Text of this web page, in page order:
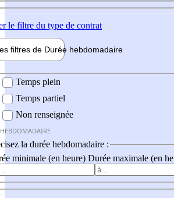
le filtre du type de contrat
filtres de Durée hebdomadaire
Temps plein
Temps partiel
Non renseignée
la durée hebdomadaire :
minimale (en heure) Durée maximale (en